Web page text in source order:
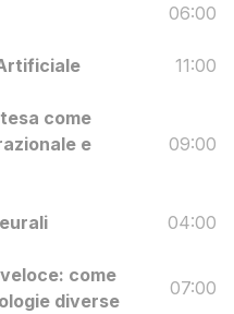
06:00
11:00
come
e
09:00
04:00
come
diverse
07:00